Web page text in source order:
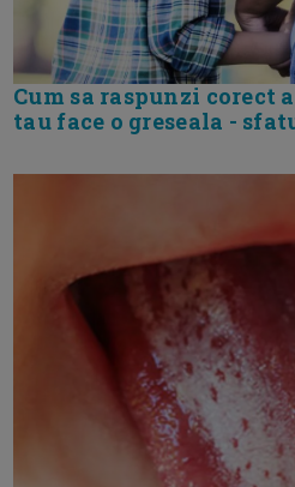
Cum sa raspunzi corect
tau face o greseala -